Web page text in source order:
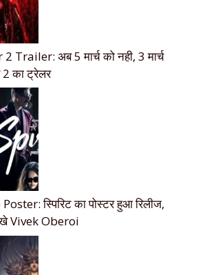
Trailer: अब 5 मार्च को नही, 3 मार्च
का ट्रेलर
स्पिरिट का पोस्टर हुआ रिलीज,
Vivek Oberoi